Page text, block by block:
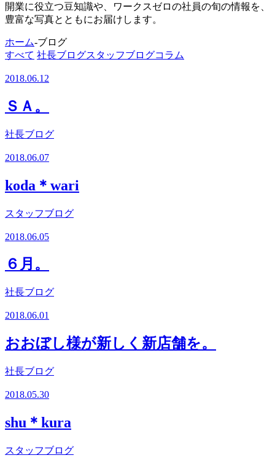
開業に役立つ豆知識や、ワークスゼロの社員の旬の情報を、
豊富な写真とともにお届けします。
ホーム-ブログ
すべて 社長ブログスタッフブログコラム
2018.06.12
ＳＡ。
社長ブログ
2018.06.07
koda＊wari
スタッフブログ
2018.06.05
６月。
社長ブログ
2018.06.01
おおぼし様が新しく新店舗を。
社長ブログ
2018.05.30
shu＊kura
スタッフブログ